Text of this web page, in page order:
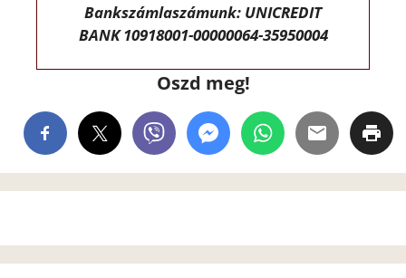
Bankszámlaszámunk: UNICREDIT
BANK 10918001-00000064-35950004
Oszd meg!